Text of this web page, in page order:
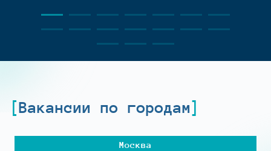
Вакансии по городам
Москва